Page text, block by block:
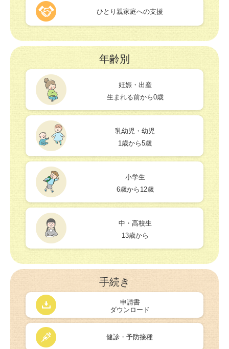
ひとり親家庭への支援
年齢別
妊娠・出産
生まれる前から0歳
乳幼児・幼児
1歳から5歳
小学生
6歳から12歳
中・高校生
13歳から
手続き
申請書
ダウンロード
健診・予防接種